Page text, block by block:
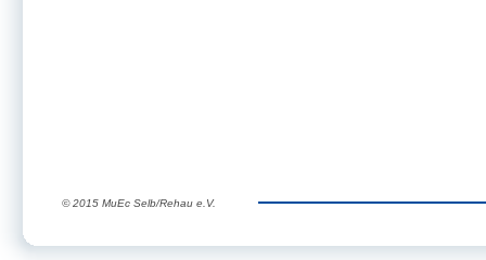
© 2015 MuEc Selb/Rehau e.V.